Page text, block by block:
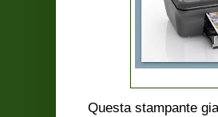
Questa stampante